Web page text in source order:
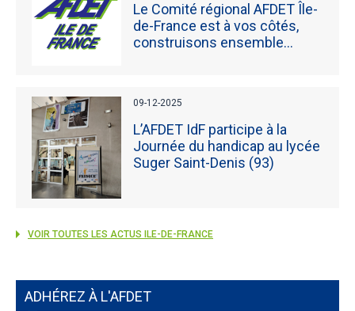
Le Comité régional AFDET Île-
de-France est à vos côtés,
construisons ensemble...
09-12-2025
L’AFDET IdF participe à la
Journée du handicap au lycée
Suger Saint-Denis (93)
VOIR TOUTES LES ACTUS ILE-DE-FRANCE
ADHÉREZ À L'AFDET